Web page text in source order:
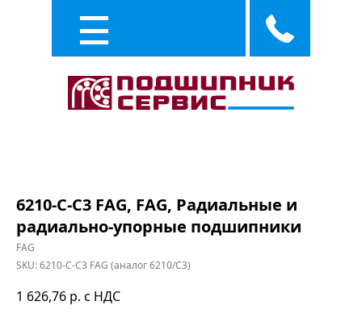
6210-C-C3 FAG, FAG, Радиальные и
радиально-упорные подшипники
FAG
SKU:6210-C-C3 FAG (аналог 6210/C3)
1 626,76 р. с НДС